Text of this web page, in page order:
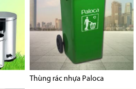
Thùng rác nhựa Paloca